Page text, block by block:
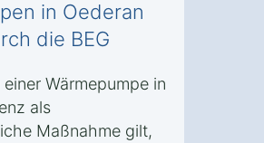
in Oederan
die BEG
Wärmepumpe in
als
Maßnahme gilt,